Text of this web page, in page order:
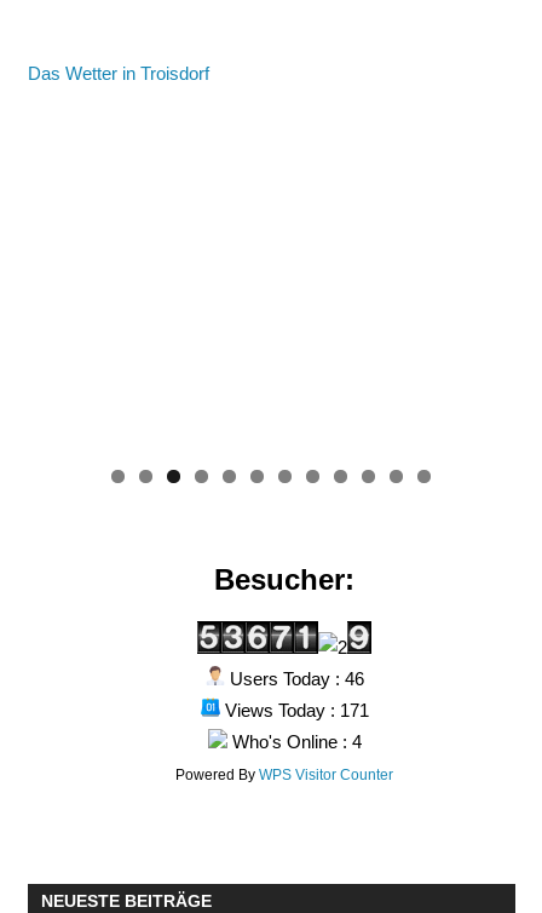
Das Wetter in Troisdorf
0 1 2
Besucher:
Users Today : 46
Views Today : 171
Who's Online : 4
Powered ByWPS Visitor Counter
NEUESTE BEITRÄGE